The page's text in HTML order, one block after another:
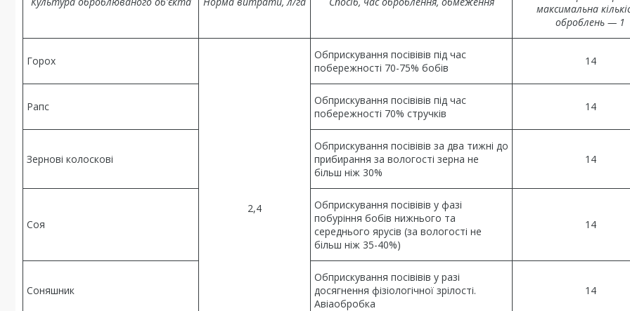
максимальна
оброблень — 1
Горох
2,4
Обприскування посівівів під час
побережності 70-75% бобів
14
Рапс
Обприскування посівівів під час
побережності 70% стручків
14
Зернові колоскові
Обприскування посівівів за два тижні до
прибирання за вологості зерна не
більш ніж 30%
14
Соя
Обприскування посівівів у фазі
побуріння бобів нижнього та
середнього ярусів (за вологості не
більш ніж 35-40%)
14
Соняшник
Обприскування посівівів у разі
досягнення фізіологічної зрілості.
Авіаобробка
14